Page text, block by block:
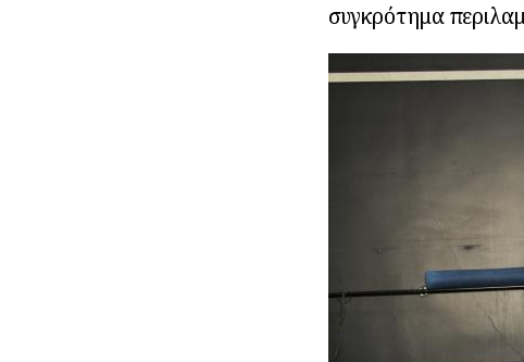
συγκρότημα